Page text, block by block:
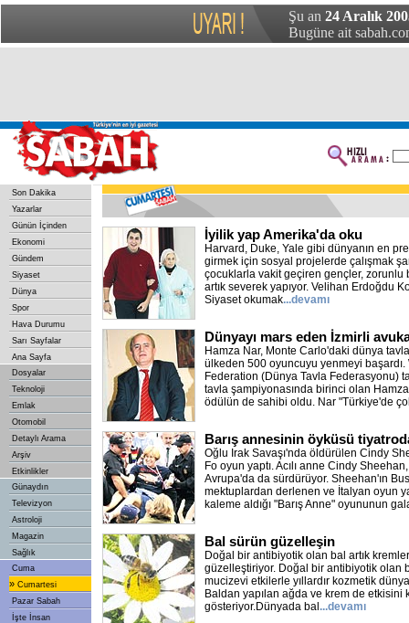
Şu an 24 Aralık
Bugüne ait
Son Dakika
Yazarlar
Günün İçinden
Ekonomi
Gündem
Siyaset
Dünya
Spor
Hava Durumu
Sarı Sayfalar
Ana Sayfa
Dosyalar
Teknoloji
Emlak
Otomobil
Detaylı Arama
Arşiv
Etkinlikler
Günaydın
Televizyon
Astroloji
Magazin
Sağlık
Cuma
» Cumartesi
Pazar Sabah
İşte İnsan
İyilik yap Amerika'da oku
Harvard, Duke, Yale gibi dünyanın en
girmek için sosyal projelerde çalışmak
çocuklarla vakit geçiren gençler, zorunlu
artık severek yapıyor. Velihan Erdoğdu
Siyaset okumak...devamı
Dünyayı mars eden İzmirli
Hamza Nar, Monte Carlo'daki dünya
ülkeden 500 oyuncuyu yenmeyi
Federation (Dünya Tavla Federasyonu)
tavla şampiyonasında birinci olan
ödülün de sahibi oldu. Nar "Türkiye'de
Barış annesinin öyküsü
Oğlu Irak Savaşı'nda öldürülen Cindy
Fo oyun yaptı. Acılı anne Cindy
Avrupa'da da sürdürüyor. Sheehan'ın
mektuplardan derlenen ve İtalyan oyun
kaleme aldığı "Barış Anne" oyununun
Bal sürün güzelleşin
Doğal bir antibiyotik olan bal artık
güzelleştiriyor. Doğal bir antibiyotik olan
mucizevi etkilerle yıllardır kozmetik
Baldan yapılan ağda ve krem de etkisini
gösteriyor.Dünyada bal ...devamı